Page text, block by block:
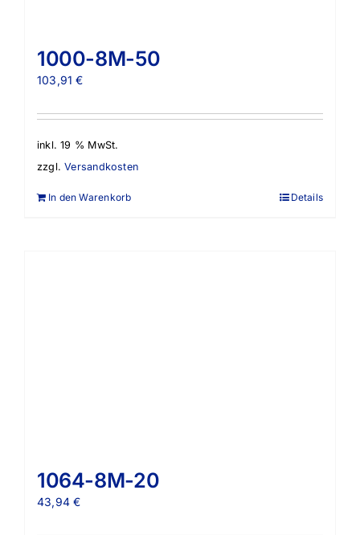
1000-8M-50
103,91€
inkl. 19 % MwSt.
zzgl.Versandkosten
In den Warenkorb Details
1064-8M-20
43,94€